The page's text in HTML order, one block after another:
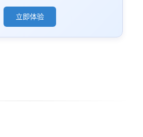
立即体验